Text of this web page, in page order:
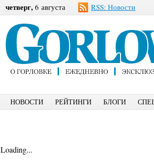
четверг, 6 августа RSS: Новости
НОВОСТИ РЕЙТИНГИ БЛОГИ
Loading...